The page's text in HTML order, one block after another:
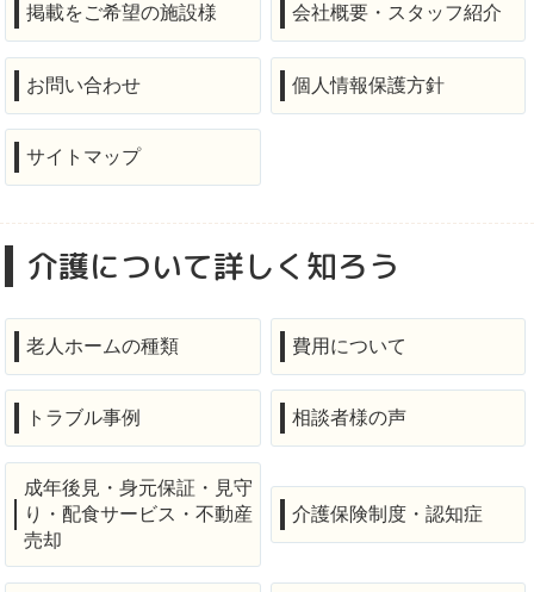
掲載をご希望の施設様 会社概要・スタッフ紹介
お問い合わせ 個人情報保護方針
サイトマップ
介護について詳しく知ろう
老人ホームの種類 費用について
トラブル事例 相談者様の声
成年後見・身元保証・見守
り・配食サービス・不動産
売却
介護保険制度・認知症